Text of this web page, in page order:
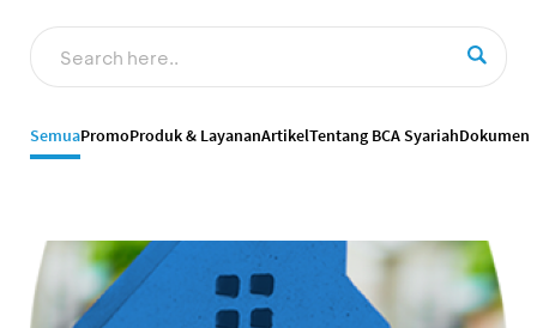
SemuaPromoProduk & LayananArtikelTentang BCA SyariahDokumen